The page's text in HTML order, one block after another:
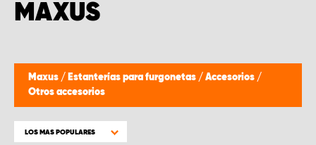
MAXUS
Maxus / Estanterías para furgonetas / Accesorios /
Otros accesorios
LOS MAS POPULARES